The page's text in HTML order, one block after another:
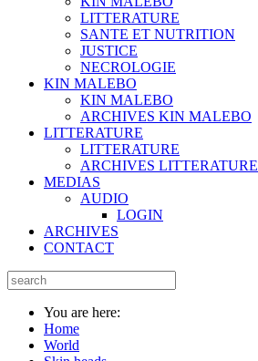
LITTERATURE
SANTE ET NUTRITION
JUSTICE
NECROLOGIE
KIN MALEBO
KIN MALEBO
ARCHIVES KIN MALEBO
LITTERATURE
LITTERATURE
ARCHIVES LITTERATURE
MEDIAS
AUDIO
LOGIN
ARCHIVES
CONTACT
You are here:
Home
World